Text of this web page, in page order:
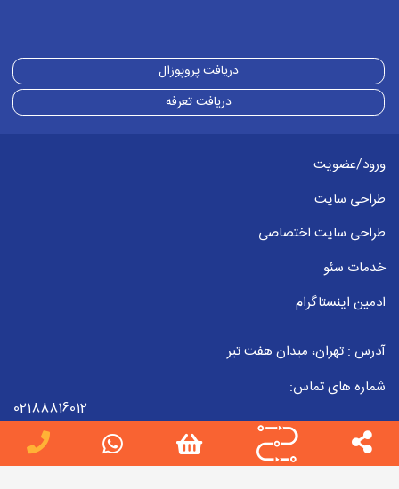
دریافت پروپوزال
دریافت تعرفه
ورود/عضویت
طراحی سایت
طراحی سایت اختصاصی
خدمات سئو
ادمین اینستاگرام
آدرس : تهران، میدان هفت تیر
شماره های تماس:
02188816012
09223857998
02188816012